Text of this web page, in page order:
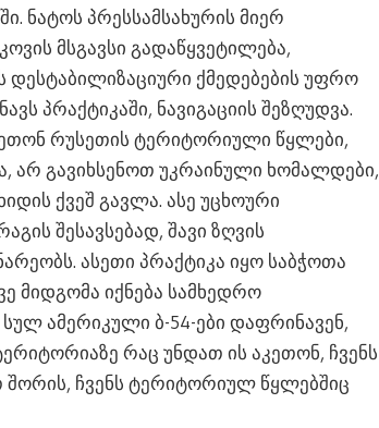
ნატოს პრესსამსახურის მიერ
მსგავსი გადაწყვეტილება,
დესტაბილიზაციური ქმედებების უფრო
პრაქტიკაში, ნავიგაციის შეზღუდვა.
რუსეთის ტერიტორიული წყლები,
არ გავიხსენოთ უკრაინული ხომალდები,
ქვეშ გავლა. ასე უცხოური
შესავსებად, შავი ზღვის
ასეთი პრაქტიკა იყო საბჭოთა
მიდგომა იქნება სამხედრო
ამერიკული ბ-54-ები დაფრინავენ,
რაც უნდათ ის აკეთონ, ჩვენს
ჩვენს ტერიტორიულ წყლებშიც